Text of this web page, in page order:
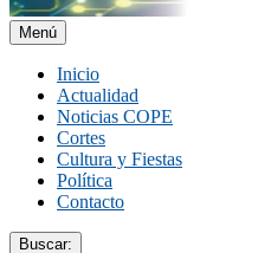
Menú
Inicio
Actualidad
Noticias COPE
Cortes
Cultura y Fiestas
Política
Contacto
Buscar: